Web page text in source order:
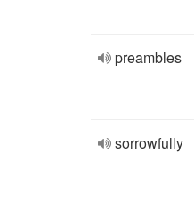
preambles
sorrowfully